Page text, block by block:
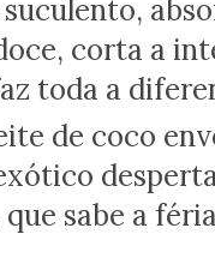
corta a
toda a
de coco
sabe a